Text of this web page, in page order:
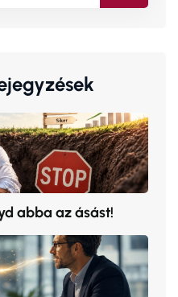
abba az ásást!